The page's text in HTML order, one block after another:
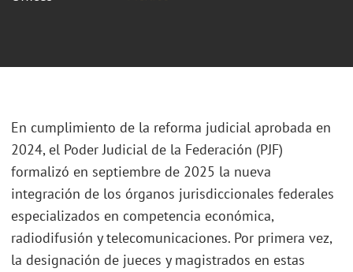
En cumplimiento de la reforma judicial aprobada en
2024, el Poder Judicial de la Federación (PJF)
formalizó en septiembre de 2025 la nueva
integración de los órganos jurisdiccionales federales
especializados en competencia económica,
radiodifusión y telecomunicaciones. Por primera vez,
la designación de jueces y magistrados en estas